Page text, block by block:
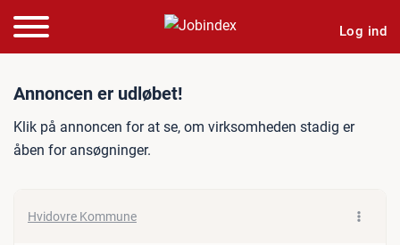
Log ind
Jobannonce:
Annoncen er udløbet!
Klik på annoncen for at se, om virksomheden stadig er
åben for ansøgninger.
Hvidovre Kommune